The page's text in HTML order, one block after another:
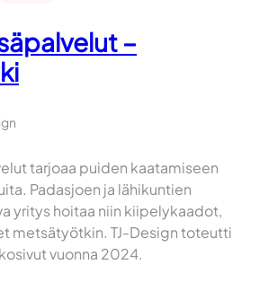
–
tarjoaa puiden kaatamiseen
Padasjoen ja lähikuntien
yritys hoitaa niin kiipelykaadot,
metsätyötkin. TJ-Design toteutti
vuonna 2024.